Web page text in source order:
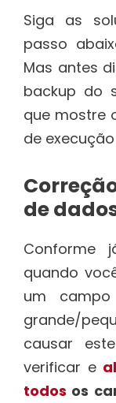
Siga as
passo
Mas antes
backup do
que mostre
de
de
Conforme
quando
um
grande/
causar
verificar e
todos os